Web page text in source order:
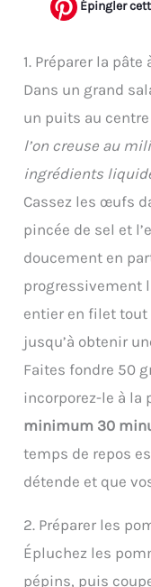
Épingler
1. Préparer la pâte
Dans un grand
un puits au
l’on creuse au
ingrédients
Cassez les œufs
pincée de sel et
doucement en
progressivement
entier en filet
jusqu’à obtenir
Faites fondre 50
incorporez-le à la
minimum 30
temps de repos
détende et que
2. Préparer les
Épluchez les
pépins, puis